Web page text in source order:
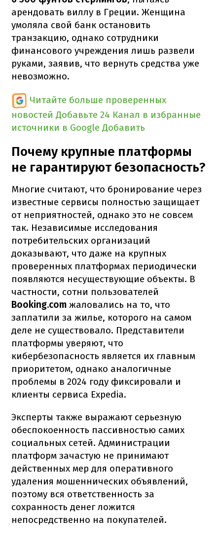
арендовать виллу в Греции. Женщина
умоляла свой банк остановить
транзакцию, однако сотрудники
финансового учреждения лишь развели
руками, заявив, что вернуть средства уже
невозможно.
Читайте больше проверенных
новостей Добавьте 24 Канал в избранные
источники в Google Добавить
Почему крупные платформы
не гарантируют безопасность?
Многие считают, что бронирование через
известные сервисы полностью защищает
от неприятностей, однако это не совсем
так. Независимые исследования
потребительских организаций
доказывают, что даже на крупных
проверенных платформах периодически
появляются несуществующие объекты. В
частности, сотни пользователей
Booking.com жаловались на то, что
заплатили за жилье, которого на самом
деле не существовало. Представители
платформы уверяют, что
кибербезопасность является их главным
приоритетом, однако аналогичные
проблемы в 2024 году фиксировали и
клиенты сервиса Expedia.
Эксперты также выражают серьезную
обеспокоенность пассивностью самих
социальных сетей. Администрации
платформ зачастую не принимают
действенных мер для оперативного
удаления мошеннических объявлений,
поэтому вся ответственность за
сохранность денег ложится
непосредственно на покупателей.